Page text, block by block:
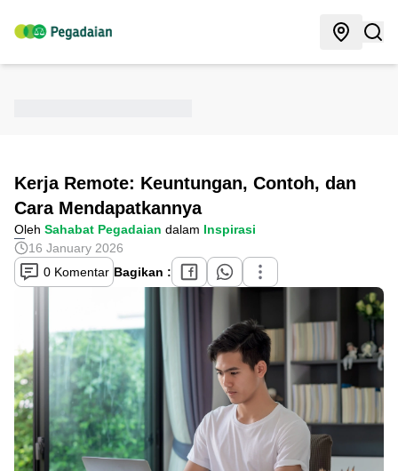
Kerja Remote: Keuntungan, Contoh, dan
Cara Mendapatkannya
Oleh Sahabat Pegadaian dalam Inspirasi
16 January 2026
0 Komentar Bagikan :